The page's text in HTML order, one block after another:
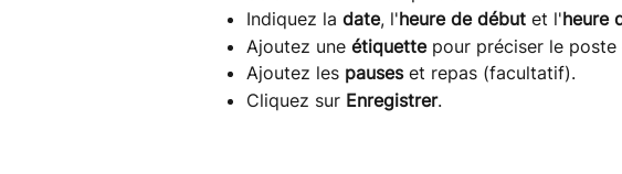
Indiquez la date, l'heure de début et l'heure
Ajoutez une étiquette pour préciser le poste
Ajoutez les pauses et repas (facultatif).
Cliquez sur Enregistrer.